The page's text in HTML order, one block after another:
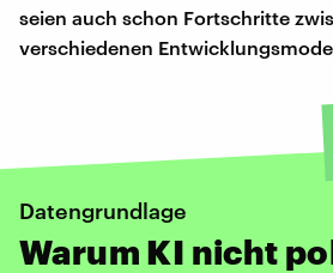
seien auch schon Fortschritte
verschiedenen
Datengrundlage
Warum KI nicht